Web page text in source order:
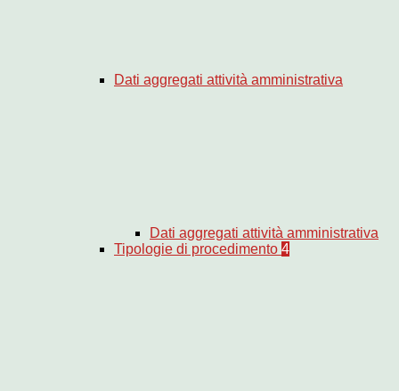
Dati aggregati attività amministrativa
Dati aggregati attività amministrativa
Tipologie di procedimento 4